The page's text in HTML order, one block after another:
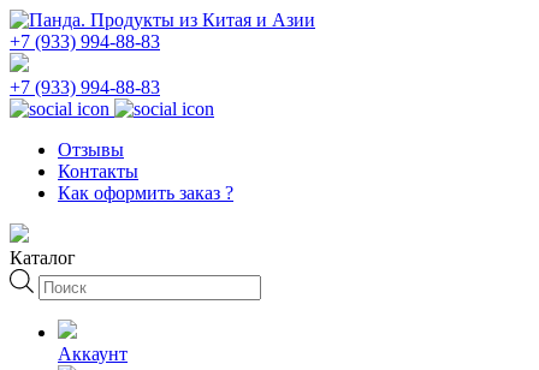
+7 (933) 994-88-83
+7 (933) 994-88-83
Отзывы
Контакты
Как оформить заказ ?
Каталог
Поиск
товаров
Аккаунт